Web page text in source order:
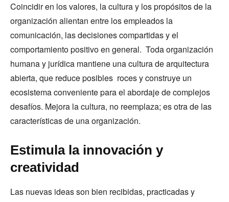
Coincidir en los valores, la cultura y los propósitos de la
organización alientan entre los empleados la
comunicación, las decisiones compartidas y el
comportamiento positivo en general. Toda organización
humana y jurídica mantiene una cultura de arquitectura
abierta, que reduce posibles roces y construye un
ecosistema conveniente para el abordaje de complejos
desafíos. Mejora la cultura, no reemplaza; es otra de las
características de una organización.
Estimula la innovación y
creatividad
Las nuevas ideas son bien recibidas, practicadas y